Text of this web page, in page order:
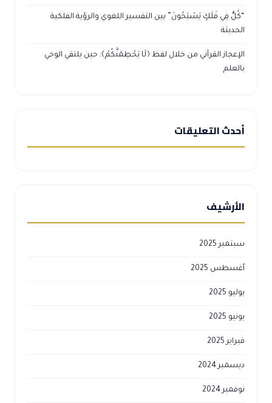
“كُلٌّ فِي فَلَكٍ يَسْبَحُونَ” بين التفسير اللغوي والرؤية الفلكية
الحديثة
الإعجاز القرآني من خلال لفظ ﴿لَا يَحْطِمَنَّكُمْ﴾: حين يلتقي الوحي
بالعلم
أحدث التعليقات
الأرشيف
سبتمبر 2025
أغسطس 2025
يوليو 2025
يونيو 2025
فبراير 2025
ديسمبر 2024
نوفمبر 2024